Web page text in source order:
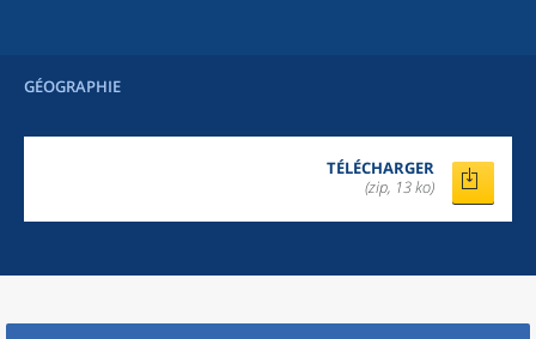
GÉOGRAPHIE
TÉLÉCHARGER
(zip, 13 ko)